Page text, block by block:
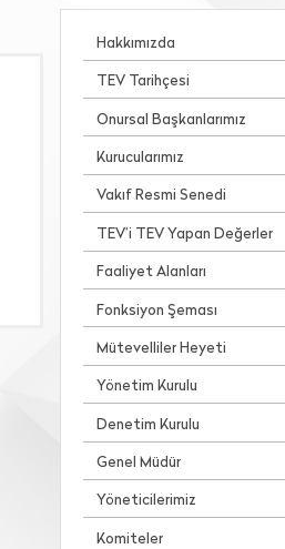
Hakkımızda
TEV Tarihçesi
Onursal Başkanlarımız
Kurucularımız
Vakıf Resmi Senedi
TEV’i TEV Yapan Değerler
Faaliyet Alanları
Fonksiyon Şeması
Mütevelliler Heyeti
Yönetim Kurulu
Denetim Kurulu
Genel Müdür
Yöneticilerimiz
Komiteler